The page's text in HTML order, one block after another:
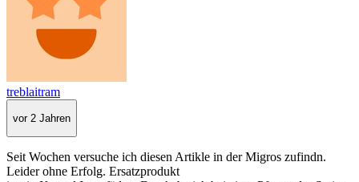
treblaitram
vor 2 Jahren
Seit Wochen versuche ich diesen Artikle in der Migros zufindn.
Leider ohne Erfolg. Ersatzprodukt